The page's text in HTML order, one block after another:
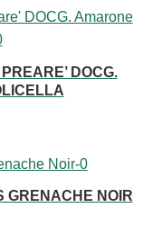
DOCG.
GRENACHE NOIR